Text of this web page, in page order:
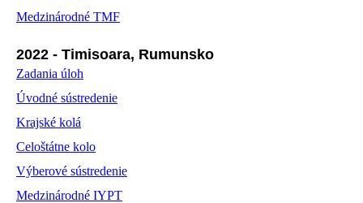
Medzinárodné TMF
2022 - Timisoara, Rumunsko
Zadania úloh
Úvodné sústredenie
Krajské kolá
Celoštátne kolo
Výberové sústredenie
Medzinárodné IYPT